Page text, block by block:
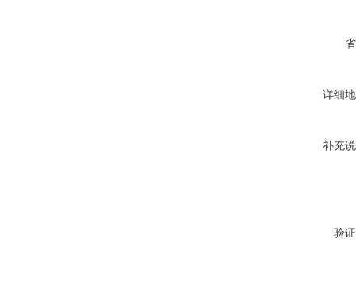
详细
补充
验